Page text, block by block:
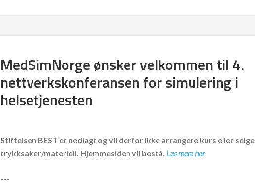
MedSimNorge ønsker velkommen til 4.
nettverkskonferansen for simulering i
helsetjenesten
Stiftelsen BEST er nedlagt og vil derfor ikke arrangere kurs eller selge
trykksaker/materiell. Hjemmesiden vil bestå. Les mere her
---